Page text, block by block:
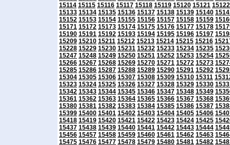
15114 15115 15116 15117 15118 15119 15120 15121 15122
15133 15134 15135 15136 15137 15138 15139 15140
15152 15153 15154 15155 15156 15157 15158 15159
15171 15172 15173 15174 15175 15176 15177 15178
15190 15191 15192 15193 15194 15195 15196 15197
15209 15210 15211 15212 15213 15214 15215 15216
15228 15229 15230 15231 15232 15233 15234 15235
15247 15248 15249 15250 15251 15252 15253 15254
15266 15267 15268 15269 15270 15271 15272 15273
15285 15286 15287 15288 15289 15290 15291 15292
15304 15305 15306 15307 15308 15309 15310 15311
15323 15324 15325 15326 15327 15328 15329 15330
15342 15343 15344 15345 15346 15347 15348 15349
15361 15362 15363 15364 15365 15366 15367 15368
15380 15381 15382 15383 15384 15385 15386 15387
15399 15400 15401 15402 15403 15404 15405 15406
15418 15419 15420 15421 15422 15423 15424 15425
15437 15438 15439 15440 15441 15442 15443 15444
15456 15457 15458 15459 15460 15461 15462 15463
15475 15476 15477 15478 15479 15480 15481 15482